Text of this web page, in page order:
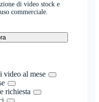
di video stock e
commerciale.
video al mese
richiesta